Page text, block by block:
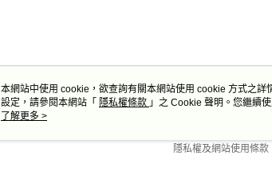
關於我們
隱私權及網站使用條款
本網站中使用 cookie，欲查詢有關本網站使用 cookie 方式之
設定，請參閱本網站「 隱私權條款 」之 Cookie 聲明。您繼續
使用 cookie。
了解更多 >